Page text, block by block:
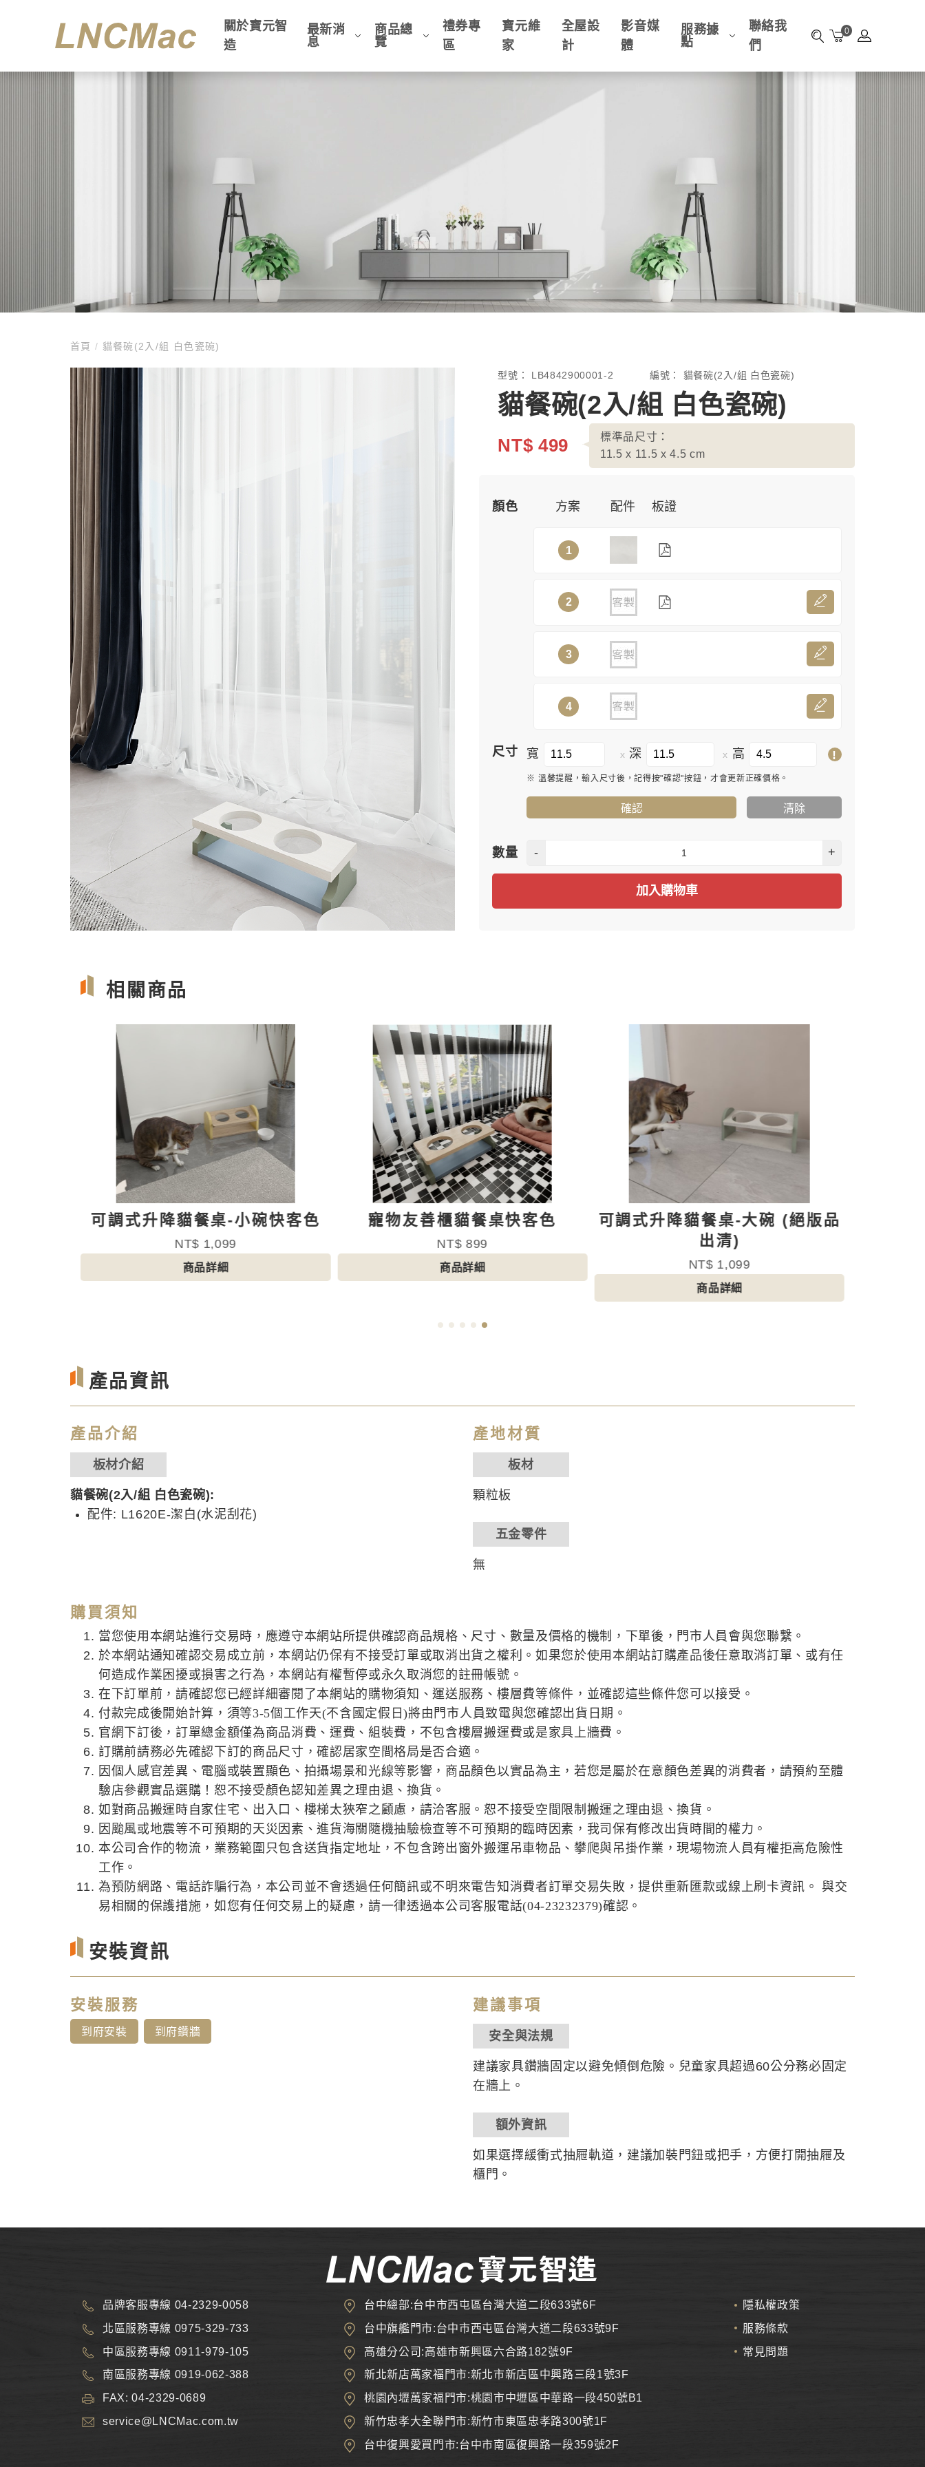
關於寶元智
造
最新消
息
商品總
覽
禮券專
區
寶元維
家
全屋設
計
影音媒
體
服務據
點
聯絡我
們
0
首頁/ 貓餐碗(2入/組 白色瓷碗)
型號： LB4842900001-2 編號： 貓餐碗(2入/組 白色瓷碗)
貓餐碗(2入/組 白色瓷碗)
NT$ 499
標準品尺寸：
11.5 x 11.5 x 4.5cm
顏色 方案 配件 板證
1
2
3
4
尺寸 寬 x 深 x 高 !
※ 溫馨提醒，輸入尺寸後，記得按"確認"按鈕，才會更新正確價格。
確認 清除
數量 - +
加入購物車
相關商品
寵物友善櫃貓餐桌快客色
NT$ 899
商品詳細
可調式升降貓餐桌-大碗 (絕版品
出清)
NT$ 1,099
可調式貓餐桌(單碗)-大碗 (絕版
品出清)
NT$ 999
商品詳細
產品資訊
產品介紹
板材介紹
貓餐碗(2入/組 白色瓷碗):
配件: L1620E-潔白(水泥刮花)
產地材質
板材
顆粒板
五金零件
無
購買須知
當您使用本網站進行交易時，應遵守本網站所提供確認商品規格、尺寸、數量及價格的機制，下單後，門市人員會與您聯繫。
於本網站通知確認交易成立前，本網站仍保有不接受訂單或取消出貨之權利。如果您於使用本網站訂購產品後任意取消訂單、或有任
何造成作業困擾或損害之行為，本網站有權暫停或永久取消您的註冊帳號。
在下訂單前，請確認您已經詳細審閱了本網站的購物須知、運送服務、樓層費等條件，並確認這些條件您可以接受。
付款完成後開始計算，須等3-5個工作天(不含國定假日)將由門市人員致電與您確認出貨日期。
官網下訂後，訂單總金額僅為商品消費、運費、組裝費，不包含樓層搬運費或是家具上牆費。
訂購前請務必先確認下訂的商品尺寸，確認居家空間格局是否合適。
因個人感官差異、電腦或裝置顯色、拍攝場景和光線等影響，商品顏色以實品為主，若您是屬於在意顏色差異的消費者，請預約至體
驗店參觀實品選購！恕不接受顏色認知差異之理由退、換貨。
如對商品搬運時自家住宅、出入口、樓梯太狹窄之顧慮，請洽客服。恕不接受空間限制搬運之理由退、換貨。
因颱風或地震等不可預期的天災因素、進貨海關隨機抽驗檢查等不可預期的臨時因素，我司保有修改出貨時間的權力。
本公司合作的物流，業務範圍只包含送貨指定地址，不包含跨出窗外搬運吊車物品、攀爬與吊掛作業，現場物流人員有權拒高危險性
工作。
為預防網路、電話詐騙行為，本公司並不會透過任何簡訊或不明來電告知消費者訂單交易失敗，提供重新匯款或線上刷卡資訊。 與交
易相關的保護措施，如您有任何交易上的疑慮，請一律透過本公司客服電話(04-23232379)確認。
安裝資訊
安裝服務
到府安裝 到府鑽牆
建議事項
安全與法規
建議家具鑽牆固定以避免傾倒危險。兒童家具超過60公分務必固定
在牆上。
額外資訊
如果選擇緩衝式抽屜軌道，建議加裝門鈕或把手，方便打開抽屜及
櫃門。
品牌客服專線 04-2329-0058
北區服務專線 0975-329-733
中區服務專線 0911-979-105
南區服務專線 0919-062-388
FAX: 04-2329-0689
service@LNCMac.com.tw
台中總部:台中市西屯區台灣大道二段633號6F
台中旗艦門市:台中市西屯區台灣大道二段633號9F
高雄分公司:高雄市新興區六合路182號9F
新北新店萬家福門市:新北市新店區中興路三段1號3F
桃園內壢萬家福門市:桃園市中壢區中華路一段450號B1
新竹忠孝大全聯門市:新竹市東區忠孝路300號1F
台中復興愛買門市:台中市南區復興路一段359號2F
隱私權政策
服務條款
常見問題